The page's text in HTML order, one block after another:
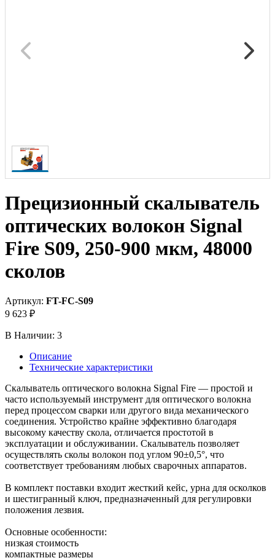
Прецизионный скалыватель
оптических волокон Signal
Fire S09, 250-900 мкм, 48000
сколов
Артикул: FT-FC-S09
9 623 ₽
В Наличии: 3
Описание
Технические характеристики
Cкалыватель оптического волокна Signal Fire — простой и
часто используемый инструмент для оптического волокна
перед процессом сварки или другого вида механического
соединения. Устройство крайне эффективно благодаря
высокому качеству скола, отличается простотой в
эксплуатации и обслуживании. Скалыватель позволяет
осуществлять сколы волокон под углом 90±0,5°, что
соответствует требованиям любых сварочных аппаратов.
В комплект поставки входит жесткий кейс, урна для осколков
и шестигранный ключ, предназначенный для регулировки
положения лезвия.
Основные особенности:
низкая стоимость
компактные размеры